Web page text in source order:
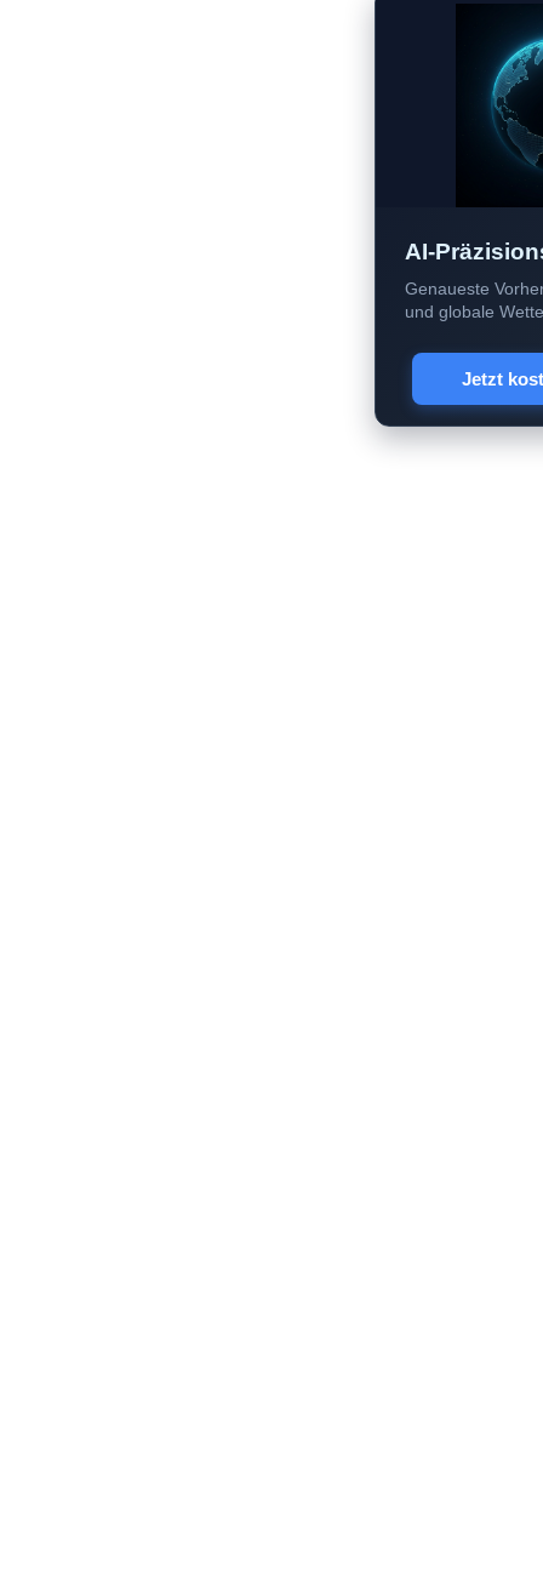
AI-
Genaueste
und globale
Jetzt